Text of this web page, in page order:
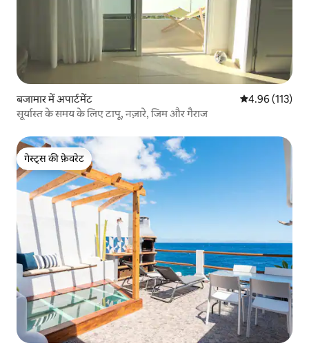
बजामार में अपार्टमेंट औसत रेटिंग 5 में से
4.96 (113)
सूर्यास्त के समय के लिए टापू, नज़ारे, जिम और गैराज
गेस्ट्स की फ़ेवरेट
गेस्ट्स की फ़ेवरेट